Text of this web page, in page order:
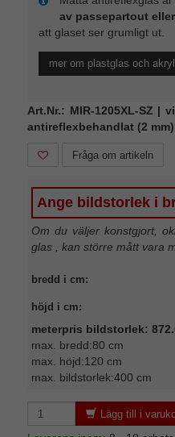
av passepartout
att glaset ser grumligt ut.
mer om plastglas och
Art.Nr.: MIR-1205XL-SZ |
antireflexbehandlat (2 mm)
Fråga om artikeln
Ange bildstorlek i
Om du väljer konstgjort,
glas , kan större mått vara
bredd i cm:
höjd i cm:
meterpris bildstorlek:
max. bredd:80 cm
max. höjd:120 cm
max. bildstorlek:400 cm
Lägg till i